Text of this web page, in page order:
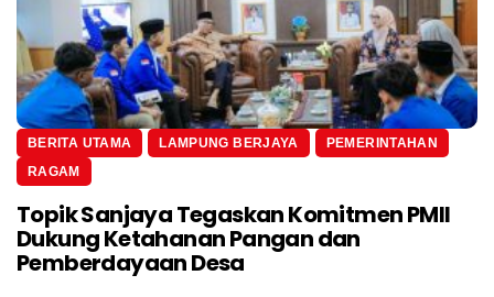
BERITA UTAMA LAMPUNG BERJAYA
PEMERINTAHAN
RAGAM
Topik Sanjaya Tegaskan Komitmen PMII
Dukung Ketahanan Pangan dan
Pemberdayaan Desa